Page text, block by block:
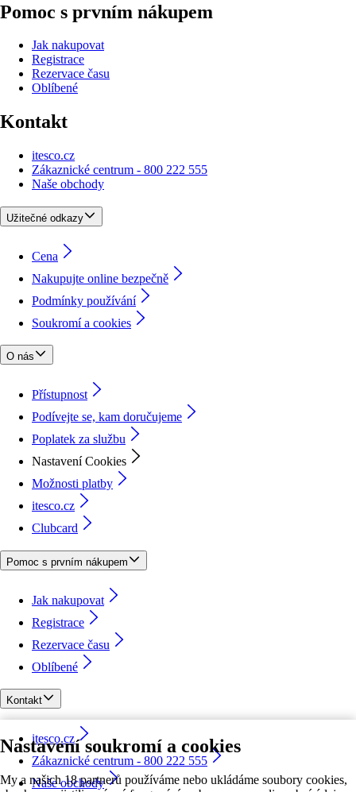
Nastavení soukromí a cookies
My a našich 18 partnerů používáme nebo ukládáme soubory cookies,
Pomoc s prvním nákupem
Jak nakupovat
Registrace
Rezervace času
Oblíbené
Kontakt
itesco.cz
Zákaznické centrum - 800 222 555
Naše obchody
Užitečné odkazy
Cena
Nakupujte online bezpečně
Podmínky používání
Soukromí a cookies
O nás
Přístupnost
Podívejte se, kam doručujeme
Poplatek za službu
Nastavení Cookies
Možnosti platby
itesco.cz
Clubcard
Pomoc s prvním nákupem
Jak nakupovat
Registrace
Rezervace času
Oblíbené
Kontakt
itesco.cz
Zákaznické centrum - 800 222 555
Naše obchody